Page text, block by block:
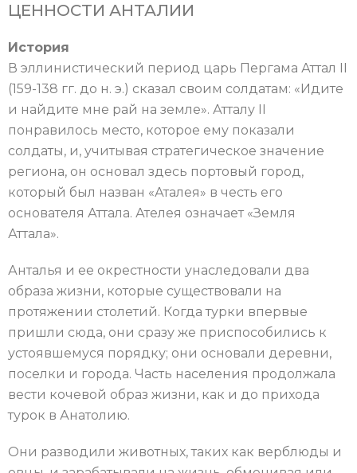
ЦЕННОСТИ АНТАЛИИ
История
В эллинистический период царь Пергама Аттал II
(159-138 гг. до н. э.) сказал своим солдатам: «Идите
и найдите мне рай на земле». Атталу II
понравилось место, которое ему показали
солдаты, и, учитывая стратегическое значение
региона, он основал здесь портовый город,
который был назван «Аталея» в честь его
основателя Аттала. Ателея означает «Земля
Аттала».
Анталья и ее окрестности унаследовали два
образа жизни, которые существовали на
протяжении столетий. Когда турки впервые
пришли сюда, они сразу же приспособились к
устоявшемуся порядку; они основали деревни,
поселки и города. Часть населения продолжала
вести кочевой образ жизни, как и до прихода
турок в Анатолию.
Они разводили животных, таких как верблюды и